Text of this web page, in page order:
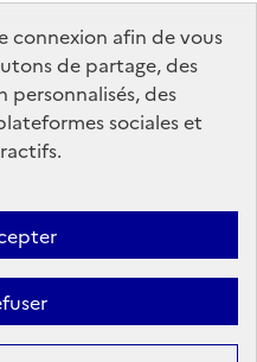
Qui sommes-nous ?
les services
connexion afin de vous
de partage, des
personnalisés, des
sociales et